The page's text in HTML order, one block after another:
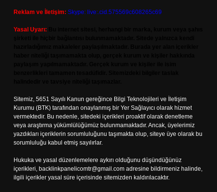
Reklam ve İletişim: Skype: live:.cid.575569c608265c69
Yasal Uyarı:
Sitemiz, 5651 Sayılı Kanun gereğince Bilgi Teknolojileri ve İletişim
Kurumu (BTK) tarafından onaylanmış bir Yer Sağlayıcı olarak hizmet
vermektedir. Bu nedenle, sitedeki içerikleri proaktif olarak denetleme
veya araştırma yükümlülüğümüz bulunmamaktadır. Ancak, üyelerimiz
yazdıkları içeriklerin sorumluluğunu taşımakta olup, siteye üye olarak bu
sorumluluğu kabul etmiş sayılırlar.
Hukuka ve yasal düzenlemelere aykırı olduğunu düşündüğünüz
içerikleri, backlinkpanelicomtr@gmail.com adresine bildirmeniz halinde,
ilgili içerikler yasal süre içerisinde sitemizden kaldırılacaktır.